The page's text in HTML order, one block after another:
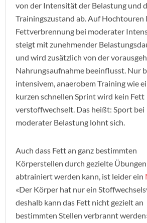
von der Intensität der Belastung und
Trainingszustand ab. Auf Hochtouren
Fettverbrennung bei moderater
steigt mit zunehmender
und wird zusätzlich von der
Nahrungsaufnahme beeinflusst. Nur
intensivem, anaerobem Training wie
kurzen schnellen Sprint wird kein Fett
verstoffwechselt. Das heißt: Sport bei
moderater Belastung lohnt sich.
Auch dass Fett an ganz bestimmten
Körperstellen durch gezielte Übungen
abtrainiert werden kann, ist leider ein
«Der Körper hat nur ein
deshalb kann das Fett nicht gezielt an
bestimmten Stellen verbrannt